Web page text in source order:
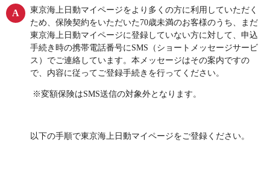
死亡保険（終身保険・定期保険）
長生き支援終身
スマートあんしん定期
あんしん定期エール
あんしん終身エール
あんしん夢終身
終身保険
定期保険
家計保障定期保険ＮＥＯ
あんしん就業不能保障保険
保険金・給付金・満期金・年金等
の請求
契約内容／登録情報の確認・変更
契約者貸付の利用・返済
保障内容の見直し・契約の解約
保険料支払方法の変更
保険証券・控除証明書の発行・再
発行
変額保険・変額年金保険固有のお
総合福祉団体定期保険のお手続き
急な資金が必要なとき
引越しするとき
採用情報
保険金等の適切なお支払いに向け
た取組み
あんしん解体新書
CMギャラリー・キャラクター紹介
資料請求
お問い合わせ
よくある質問
保険用語集
東京海上日動マイページをより多くの方に利用していただく
ため、保険契約をいただいた70歳未満のお客様のうち、まだ
東京海上日動マイページに登録していない方に対して、申込
手続き時の携帯電話番号にSMS（ショートメッセージサービ
ス）でご連絡しています。本メッセージはその案内ですの
で、内容に従ってご登録手続きを行ってください。
※変額保険はSMS送信の対象外となります。
以下の手順で東京海上日動マイページをご登録ください。